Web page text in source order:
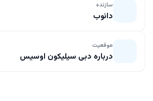
سازنده
دانوب
موقعیت
درباره دبی سیلیکون اوسیس